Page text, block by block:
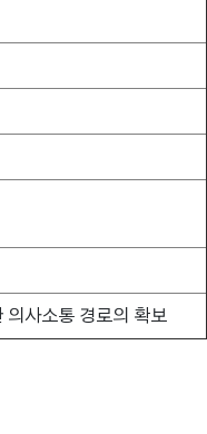
의사소통 경로의 확보